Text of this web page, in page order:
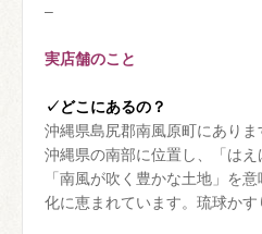
–
実店舗のこと
✓どこにあるの？
沖縄県島尻郡南風原町にありま
沖縄県の南部に位置し、「はえ
「南風が吹く豊かな土地」を
化に恵まれています。琉球かす